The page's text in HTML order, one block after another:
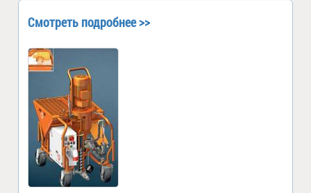
Смотреть подробнее >>